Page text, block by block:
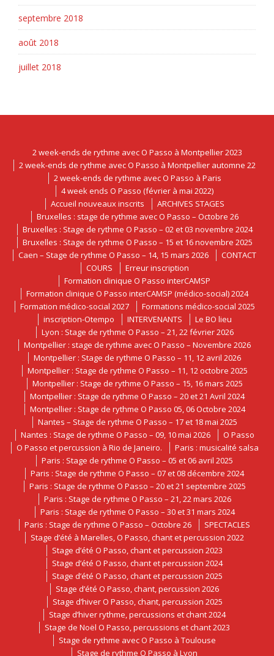
septembre 2018
août 2018
juillet 2018
2 week-ends de rythme avec O Passo à Montpellier 2023
2 week-ends de rythme avec O Passo à Montpellier automne 22
2 week-ends de rythme avec O Passo à Paris
4 week ends O Passo (février à mai 2022)
Accueil nouveaux inscrits
ARCHIVES STAGES
Bruxelles : stage de rythme avec O Passo – Octobre 26
Bruxelles : Stage de rythme O Passo – 02 et 03 novembre 2024
Bruxelles : Stage de rythme O Passo – 15 et 16 novembre 2025
Caen – Stage de rythme O Passo – 14, 15 mars 2026
CONTACT
COURS
Erreur inscription
Formation clinique O Passo interCAMSP
Formation clinique O Passo interCAMSP (médico-social) 2024
Formation médico-social 2027
Formations médico-social 2025
inscription-Otempo
INTERVENANTS
Le BO lieu
Lyon : Stage de rythme O Passo – 21, 22 février 2026
Montpellier : stage de rythme avec O Passo – Novembre 2026
Montpellier : Stage de rythme O Passo – 11, 12 avril 2026
Montpellier : Stage de rythme O Passo – 11, 12 octobre 2025
Montpellier : Stage de rythme O Passo – 15, 16 mars 2025
Montpellier : Stage de rythme O Passo – 20 et 21 Avril 2024
Montpellier : Stage de rythme O Passo 05, 06 Octobre 2024
Nantes – Stage de rythme O Passo – 17 et 18 mai 2025
Nantes : Stage de rythme O Passo – 09, 10 mai 2026
O Passo
O Passo et percussion à Rio de Janeiro.
Paris : musicalité salsa
Paris : Stage de rythme O Passo – 05 et 06 avril 2025
Paris : Stage de rythme O Passo – 07 et 08 décembre 2024
Paris : Stage de rythme O Passo – 20 et 21 septembre 2025
Paris : Stage de rythme O Passo – 21, 22 mars 2026
Paris : Stage de rythme O Passo – 30 et 31 mars 2024
Paris : Stage de rythme O Passo – Octobre 26
SPECTACLES
Stage d’été à Marelles, O Passo, chant et percussion 2022
Stage d’été O Passo, chant et percussion 2023
Stage d’été O Passo, chant et percussion 2024
Stage d’été O Passo, chant et percussion 2025
Stage d’été O Passo, chant, percussion 2026
Stage d’hiver O Passo, chant, percussion 2025
Stage d’hiver rythme, percussions et chant 2024
Stage de Noël O Passo, percussions et chant 2023
Stage de rythme avec O Passo à Toulouse
Stage de rythme O Passo à Lyon